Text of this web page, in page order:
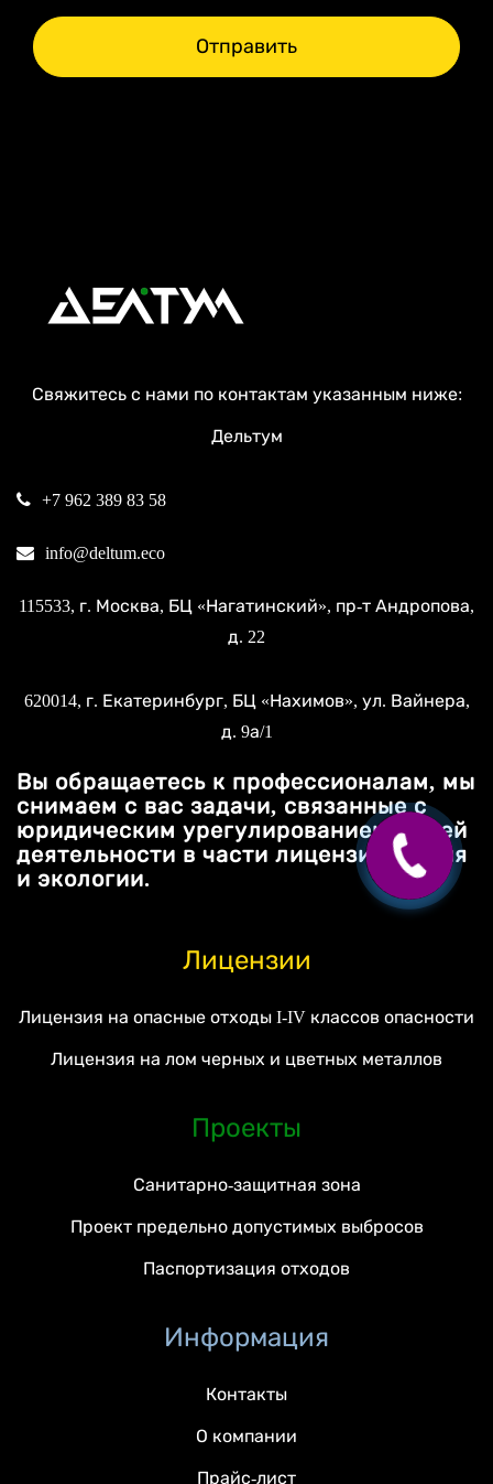
Отправить
Свяжитесь с нами по контактам указанным ниже:
Дельтум
+7 962 389 83 58
info@deltum.eco
115533, г. Москва, БЦ «Нагатинский», пр-т Андропова,
д. 22
620014, г. Екатеринбург, БЦ «Нахимов», ул. Вайнера,
д. 9а/1
Вы обращаетесь к профессионалам, мы
снимаем с вас задачи, связанные с
юридическим урегулированием вашей
деятельности в части лицензирования
и экологии.
Лицензии
Лицензия на опасные отходы I-IV классов опасности
Лицензия на лом черных и цветных металлов
Проекты
Санитарно-защитная зона
Проект предельно допустимых выбросов
Паспортизация отходов
Информация
Контакты
О компании
Прайс-лист